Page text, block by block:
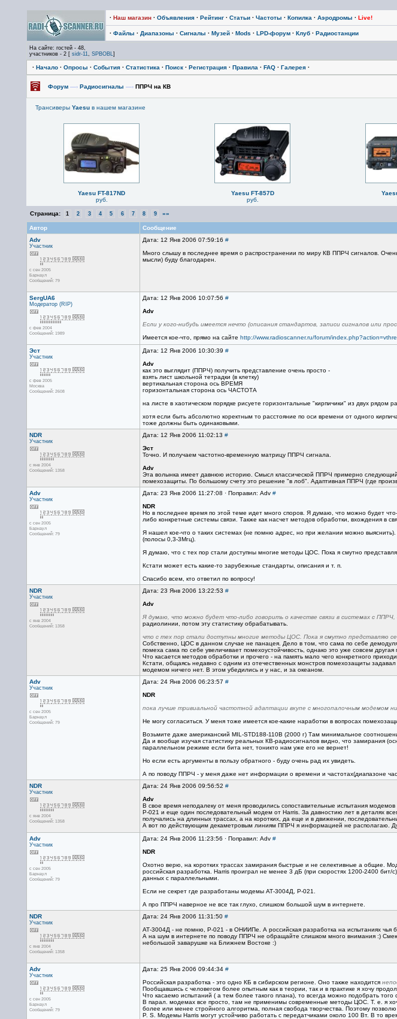
· Наш магазин· Объявления· Рейтинг· Статьи· Частоты · Копилка · Аэродромы · Live!
· Файлы · Диапазоны · Сигналы · Музей· Mods · LPD-форум· Клуб· Радиостанции
На сайте: гостей - 48,
участников - 2 [ sidr-11, SPBOBL]
· Начало· Опросы · События· Статистика · Поиск· Регистрация· Правила · FAQ· Галерея·
Форум —› Радиосигналы —›ППРЧ на КВ
Трансиверы Yaesuв нашем магазине
Yaesu FT-817ND
руб.
Yaesu FT-857D
руб.
Страница: 1 2 3 4 5 6 7 8 9 »»
Автор
Сообщение
Adv
Участник
с сен 2005
Барнаул
Сообщений: 79
Дата: 12 Янв 2006 07:59:16 #
Много слышу в последнее время о распространении по миру КВ ППРЧ сигналов. Очень
мысли) буду благодарен.
SergUA6
Модератор (RIP)
с фев 2004
Сообщений: 1989
Дата: 12 Янв 2006 10:07:56 #
Adv
Если у кого-нибудь имеется нечто (описания стандартов, записи сигналов или
Имеется кое-что, прямо на сайте http://www.radioscanner.ru/forum/
Эст
Участник
с фев 2005
Москва
Сообщений: 2608
Дата: 12 Янв 2006 10:30:39 #
Adv
как это выглядит (ППРЧ) получить представление очень просто -
взять лист школьной тетрадки (в клетку)
вертикальная сторона ось ВРЕМЯ
горизонтальная сторона ось ЧАСТОТА
на листе в хаотическом порядке рисуете горизонтальные "кирпичики" из двух
хотя если быть абсолютно коректным то расстояние по оси времени от одного
тоже должны быть одинаковыми.
NDR
Участник
с янв 2004
Сообщений: 1358
Дата: 12 Янв 2006 11:02:13 #
Эст
Точно. И получаем частотно-временную матрицу ППРЧ сигнала.
Adv
Эта волынка имеет давнюю историю. Смысл классической ППРЧ примерно
помехозащиты. По большому счету это решение "в лоб". Адаптивная ППРЧ (где
Adv
Участник
с сен 2005
Барнаул
Сообщений: 79
Дата: 23 Янв 2006 11:27:08 · Поправил: Adv #
NDR
Но в последнее время по этой теме идет много споров. Я думаю, что можно будет
либо конкретные системы связи. Также как насчет методов обработки, вхождения в
Я нашел кое-что о таких системах (не помню адрес, но при желании можно
(полосы 0,3-3Мгц).
Я думаю, что с тех пор стали доступны многие методы ЦОС. Пока я смутно
Кстати может есть какие-то зарубежные стандарты, описания и т. п.
Спасибо всем, кто ответил по вопросу!
NDR
Участник
с янв 2004
Сообщений: 1358
Дата: 23 Янв 2006 13:22:53 #
Adv
Я думаю, что можно будет что-либо говорить о качестве связи в системах с
радиолинии, потом эту статистику обрабатывать.
что с тех пор стали доступны многие методы ЦОС. Пока я смутно представляю
Собственно, ЦОС в данном случае не панацея. Дело в том, что сама по себе
помеха сама по себе увеличивает помехоустойчивость, однако это уже совсем другая
Что касается методов обработки и прочего - на память мало чего конкретного
Кстати, общаясь недавно с одним из отечественных монстров помехозащиты
модемом ничего нет. В этом убедились и у нас, и за океаном.
Adv
Участник
с сен 2005
Барнаул
Сообщений: 79
Дата: 24 Янв 2006 06:23:57 #
NDR
пока лучше тривиальной частотной адаптации вкупе с многопалочным модемом
Не могу согласиться. У меня тоже имеется кое-какие наработки в вопросах
Возьмите даже американский MIL-STD188-110B (2000 г) Там минимальное
Да и вообще изучая статистику реальных КВ-радиосигналов видно, что замирания
параллельном режиме если бита нет, тоникто нам уже его не вернет!
Но если есть аргументы в пользу обратного - буду очень рад их увидеть.
А по поводу ППРЧ - у меня даже нет информации о времени и частотах(диапазоне
NDR
Участник
с янв 2004
Сообщений: 1358
Дата: 24 Янв 2006 09:56:52 #
Adv
В свое время неподалеку от меня проводились сопоставительные испытания
Р-021 и еще один последовательный модем от Harris. За давностию лет в деталях
получались на длинных трассах, а на коротких, да еще и в движении,
А вот по действующим декаметровым линиям ППРЧ я информацией не располагаю.
Adv
Участник
с сен 2005
Барнаул
Сообщений: 79
Дата: 24 Янв 2006 11:23:56 · Поправил: Adv #
NDR
Охотно верю, на коротких трассах замирания быстрые и не селективные а общие.
российская разработка. Harris проиграл не менее 3 дБ (при скоростях 1200-2400
данных с параллельными.
Если не секрет где разработаны модемы АТ-3004Д, Р-021.
А про ППРЧ наверное не все так глухо, слишком большой шум в интернете.
NDR
Участник
с янв 2004
Сообщений: 1358
Дата: 24 Янв 2006 11:31:50 #
АТ-3004Д - не помню, Р-021 - в ОНИИПе. А российская разработка на испытаниях чья
А на шум в интернете по поводу ППРЧ не обращайте слишком много внимания :)
небольшой заварушке на Ближнем Востоке :)
Adv
Участник
с сен 2005
Барнаул
Сообщений: 79
Дата: 25 Янв 2006 09:44:34 #
Российская разработка - это одно КБ в сибирском регионе. Оно также находится
Пообщавшись с человегом более опытным как в теории, так и в практике я хочу
Что касаемо испытаний ( а тем более такого плана), то всегда можно подобрать
В парал. модемах все просто, там не применимы современные методы ЦОС. Т. е. я
более или менее стройного алгоритма, полная свобода творчества. Поэтому
P. S. Модемы Harris могут устойчиво работать с передатчиками около 100 Вт. В то